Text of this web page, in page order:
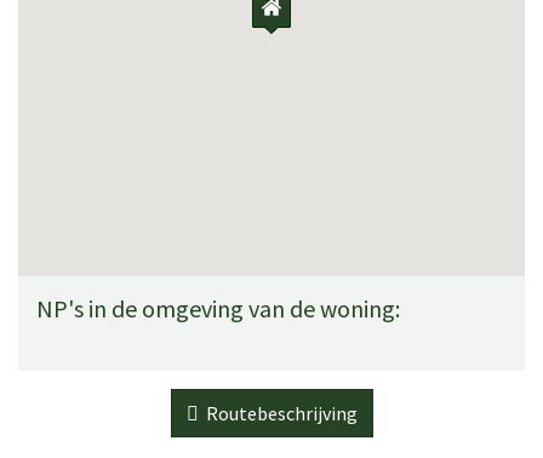
NP's in de omgeving van de woning:
Routebeschrijving